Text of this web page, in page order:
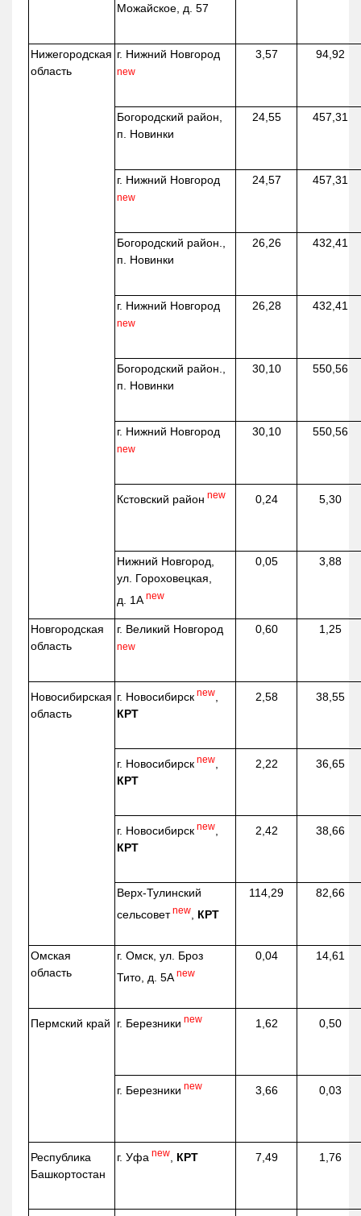
Можайское, д. 57
Нижегородская
область
г. Нижний Новгород
new
3,57 94,92
Богородский район,
п. Новинки
24,55 457,31
г. Нижний Новгород
new
24,57 457,31
Богородский район.,
п. Новинки
26,26 432,41
г. Нижний Новгород
new
26,28 432,41
Богородский район.,
п. Новинки
30,10 550,56
г. Нижний Новгород
new
30,10 550,56
Кстовский район new 0,24 5,30
Нижний Новгород,
ул. Гороховецкая,
д. 1А new
0,05 3,88
Новгородская
область
г. Великий Новгород
new
0,60 1,25
Новосибирская
область
г. Новосибирск new
КРТ
2,58 38,55
г. Новосибирск new
КРТ
2,22 36,65
г. Новосибирск new
КРТ
2,42 38,66
Верх-Тулинский
сельсовет new КРТ
114,29 82,66
Омская
область
г. Омск, ул. Броз
Тито, д. 5А new
0,04 14,61
Пермский край г. Березники new 1,62 0,50
г. Березники new 3,66 0,03
Республика
Башкортостан
г. Уфа new КРТ 7,49 1,76